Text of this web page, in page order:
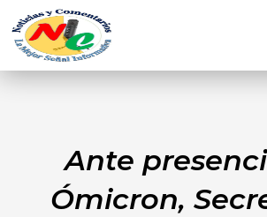
Ante
Ómicron,